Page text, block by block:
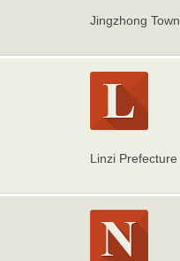
Jingzhong Town
Linzi Prefecture